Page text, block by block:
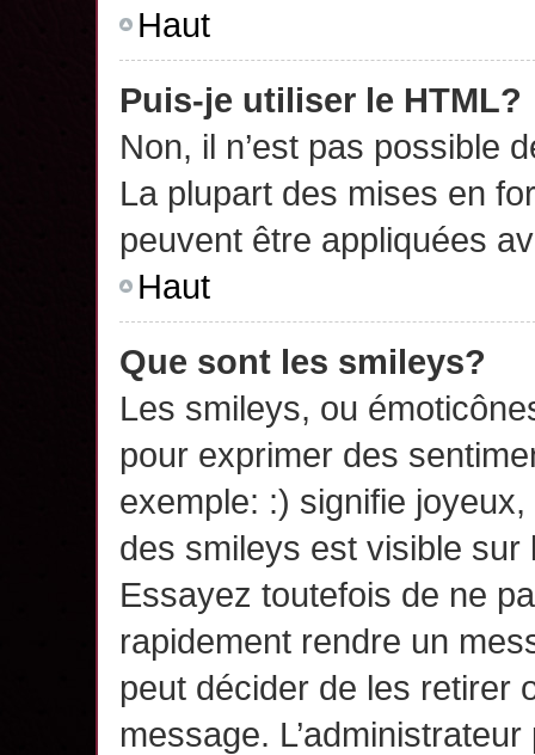
Haut
Puis-je utiliser le HTML?
Non, il n’est pas possible
La plupart des mises en
peuvent être appliquées
Haut
Que sont les smileys?
Les smileys, ou
pour exprimer des
exemple: :) signifie
des smileys est visible
Essayez toutefois de ne
rapidement rendre un
peut décider de les retirer
message.